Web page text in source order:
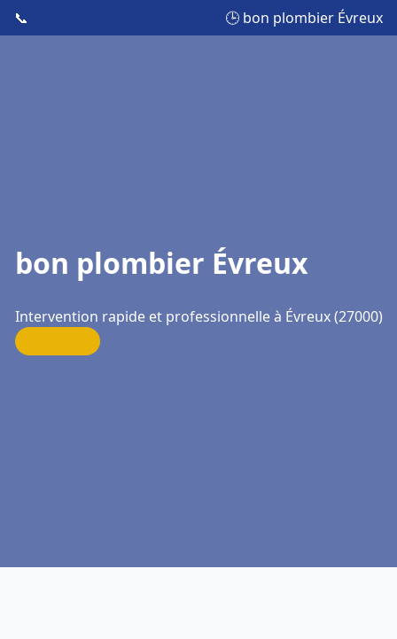
📞 🕒 bon plombier Évreux
bon plombier Évreux
Intervention rapide et professionnelle à Évreux (27000)